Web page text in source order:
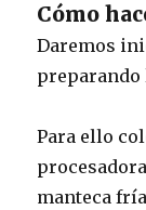
Cómo
Daremos
preparando
Para ello
manteca